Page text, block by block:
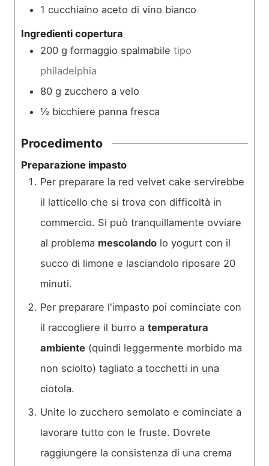
1 cucchiaino aceto di vino bianco
Ingredienti copertura
200 g formaggio spalmabile tipo
philadelphia
80 g zucchero a velo
½ bicchiere panna fresca
Procedimento
Preparazione impasto
Per preparare la red velvet cake servirebbe
il latticello che si trova con difficoltà in
commercio. Si può tranquillamente ovviare
al problema mescolando lo yogurt con il
succo di limone e lasciandolo riposare 20
minuti.
Per preparare l'impasto poi cominciate con
il raccogliere il burro a temperatura
ambiente (quindi leggermente morbido ma
non sciolto) tagliato a tocchetti in una
ciotola.
Unite lo zucchero semolato e cominciate a
lavorare tutto con le fruste. Dovrete
raggiungere la consistenza di una crema